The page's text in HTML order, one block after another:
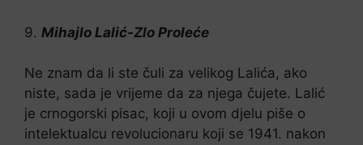
9. Mihajlo Lalić-Zlo Proleće
Ne znam da li ste čuli za velikog Lalića, ako
niste, sada je vrijeme da za njega čujete. Lalić
je crnogorski pisac, koji u ovom djelu piše o
intelektualcu revolucionaru koji se 1941. nakon